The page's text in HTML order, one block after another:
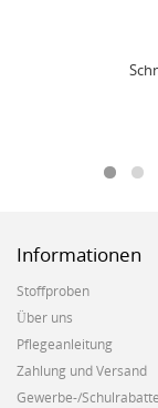
Informationen
Stoffproben
Über uns
Pflegeanleitung
Zahlung und Versand
Gewerbe-/Schulrabatte